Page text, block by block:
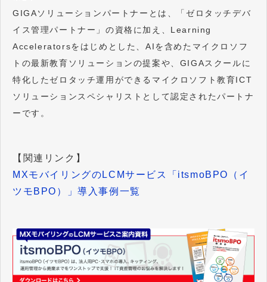
GIGAソリューションパートナーとは、「ゼロタッチデバ
イス管理パートナー」の資格に加え、Learning
Acceleratorsをはじめとした、AIを含めたマイクロソフ
トの最新教育ソリューションの提案や、GIGAスクールに
特化したゼロタッチ運用ができるマイクロソフト教育ICT
ソリューションスペシャリストとして認定されたパートナ
ーです。
【関連リンク】
MXモバイリングのLCMサービス「itsmoBPO（イ
ツモBPO）」導入事例一覧